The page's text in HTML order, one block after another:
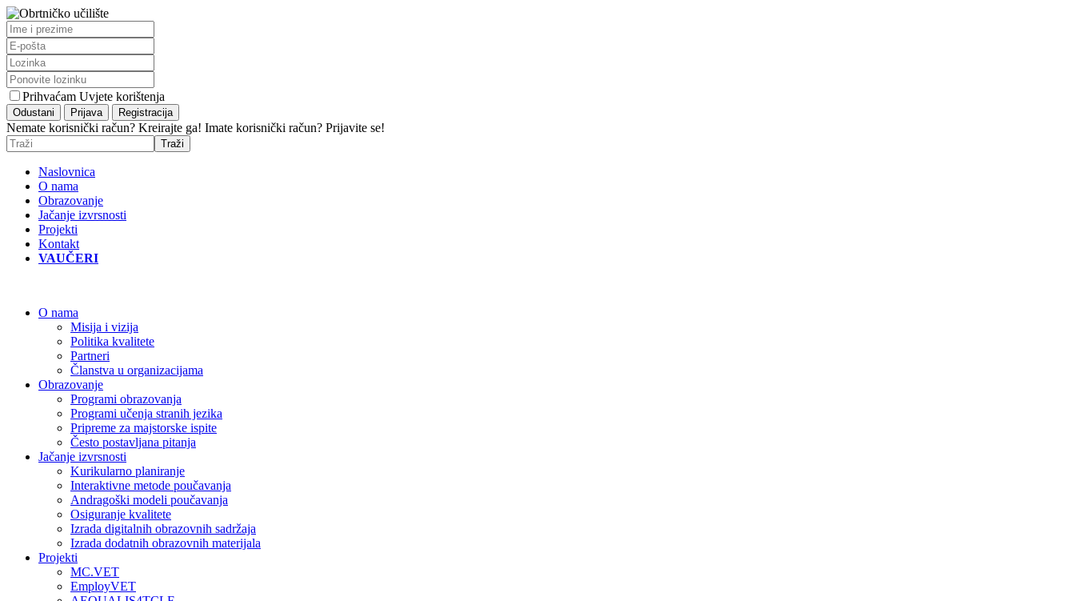
Prihvaćam Uvjete korištenja
Nemate korisnički račun? Kreirajte ga! Imate korisnički račun? Prijavite se!
Naslovnica
O nama
Obrazovanje
Jačanje izvrsnosti
Projekti
Kontakt
VAUČERI
O nama
Misija i vizija
Politika kvalitete
Partneri
Članstva u organizacijama
Obrazovanje
Programi obrazovanja
Programi učenja stranih jezika
Pripreme za majstorske ispite
Često postavljana pitanja
Jačanje izvrsnosti
Kurikularno planiranje
Interaktivne metode poučavanja
Andragoški modeli poučavanja
Osiguranje kvalitete
Izrada digitalnih obrazovnih sadržaja
Izrada dodatnih obrazovnih materijala
Projekti
MC.VET
EmployVET